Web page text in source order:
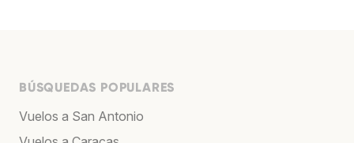
BÚSQUEDAS POPULARES
Vuelos a San Antonio